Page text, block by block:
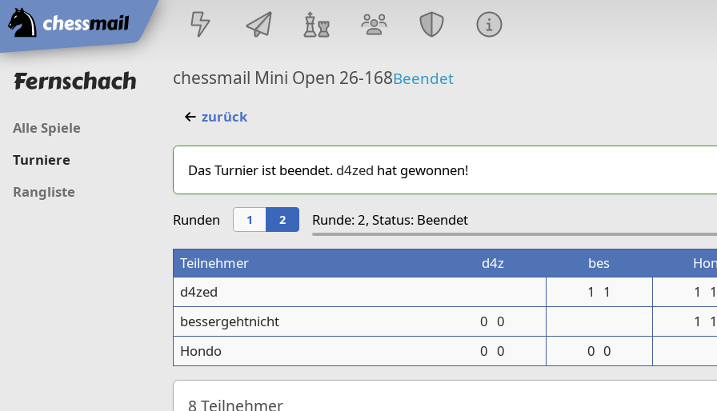
Startseite
Fernschach
Alle Spiele
Turniere
Rangliste
chessmail Mini Open 26-168Beendet
zurück
Das Turnier ist beendet. d4zed hat gewonnen!
Runden 1 2 Runde: 2, Status: Beendet
Teilnehmer d4z bes Hon
d4zed
1 1 1 1
bessergehtnicht
0 0 1 1
Hondo
0 0 0 0
8 Teilnehmer